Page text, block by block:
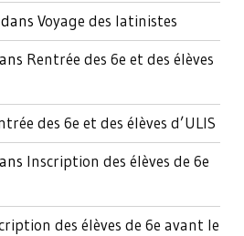
dans Voyage des latinistes
Rentrée des 6e et des élèves
des 6e et des élèves d’ULIS
Inscription des élèves de 6e
des élèves de 6e avant le